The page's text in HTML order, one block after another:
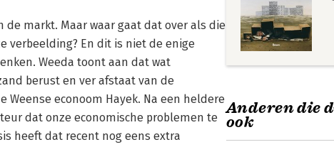
markt. Maar waar gaat dat over als die
verbeelding? En dit is niet de enige
Weeda toont aan dat wat
berust en ver afstaat van de
econoom Hayek. Na een heldere
dat onze economische problemen te
heeft dat recent nog eens extra
Anderen die
ook